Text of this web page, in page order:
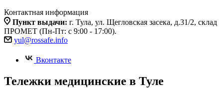
Контактная информация
Пункт выдачи: г. Тула, ул. Щегловская засека, д.31/2, склад
ПРОМЕТ (Пн-Пт: с 9:00 - 17:00).
yul@rossafe.info
Вконтакте
Тележки медицинские в Туле